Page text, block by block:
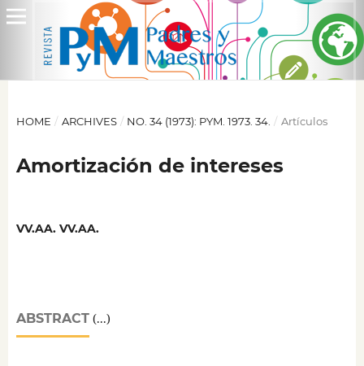
HOME / ARCHIVES / NO. 34 (1973): PYM. 1973. 34. / Artículos
Amortización de intereses
VV.AA. VV.AA.
ABSTRACT(...)